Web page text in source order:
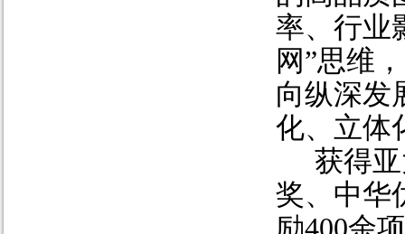
率、行业
网”思维
向纵深发
化、立体
获得
奖、中华